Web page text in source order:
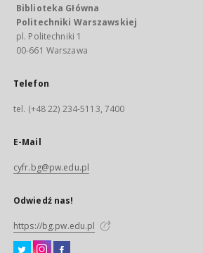
Biblioteka Główna
Politechniki Warszawskiej
pl. Politechniki 1
00-661 Warszawa
Telefon
tel. (+48 22) 234-5113, 7400
E-Mail
cyfr.bg@pw.edu.pl
Odwiedź nas!
https://bg.pw.edu.pl